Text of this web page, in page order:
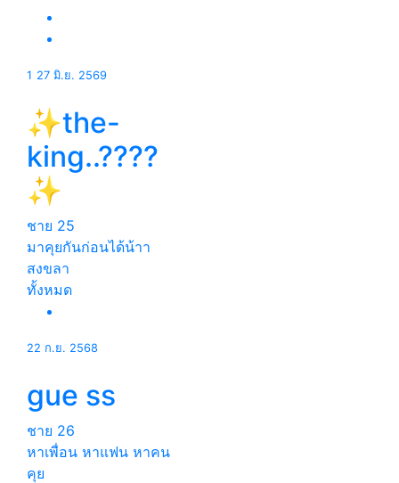
1 27 มิ.ย. 2569
✨the-
king..????
✨
ชาย 25
มาคุยกันก่อนได้น้าา
สงขลา
ทั้งหมด
22 ก.ย. 2568
gue ss
ชาย 26
หาเพื่อน หาแฟน หาคน
คุย